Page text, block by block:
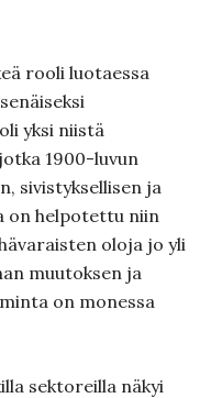
rooli luotaessa
yksi niistä
1900-luvun
sivistyksellisen ja
on helpotettu niin
oloja jo yli
muutoksen ja
on monessa
sektoreilla näkyi